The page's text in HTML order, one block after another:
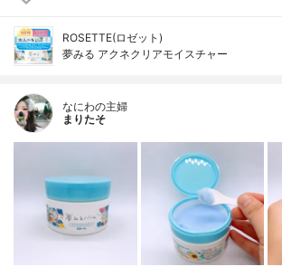
ROSETTE(ロゼット)
夢みる アクネクリアモイスチャー
なにわの主婦
まりたそ